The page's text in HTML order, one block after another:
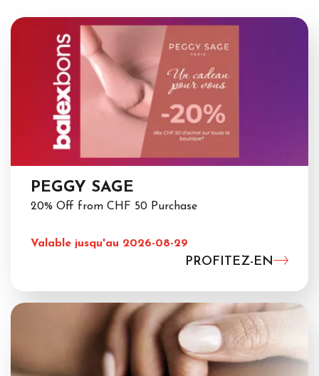
PEGGY SAGE
20% Off from CHF 50 Purchase
Valable jusqu'au 2026-08-29
PROFITEZ-EN